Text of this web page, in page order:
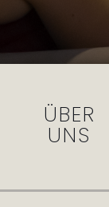
ÜBER
UNS